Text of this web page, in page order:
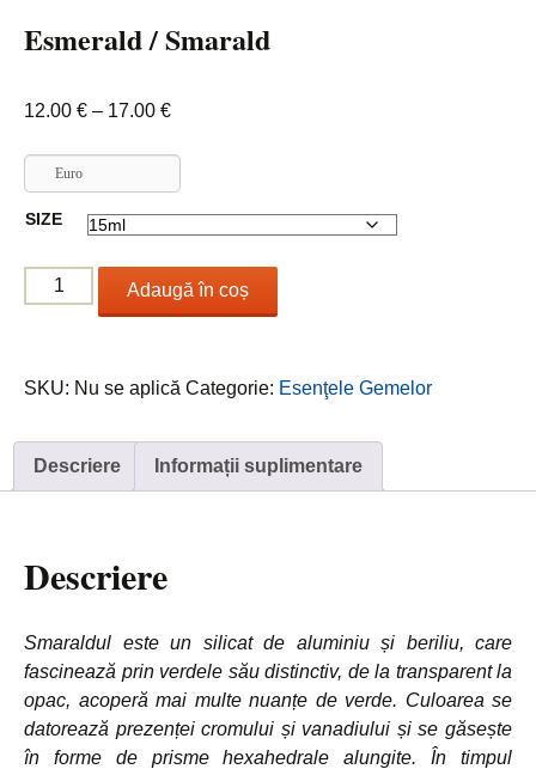
Esmerald / Smarald
12.00 € – 17.00 €Interval
12.00 €
17.00 €
Euro
SIZE
Cantitate
Esmerald
Adaugă în coș
SKU: Nu se aplică Categorie: Esenţele Gemelor
Descriere Informații suplimentare
Descriere
Smaraldul este un silicat de aluminiu și beriliu, care
fascinează prin verdele său distinctiv, de la transparent la
opac, acoperă mai multe nuanțe de verde. Culoarea se
datorează prezenței cromului și vanadiului și se găsește
în forme de prisme hexahedrale alungite. În timpul